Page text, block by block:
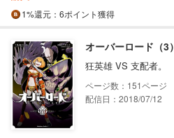
1%還元 ：6ポイント獲得
オーバーロード（3）
狂英雄 VS 支配者。
151
配信日：2018/07/12